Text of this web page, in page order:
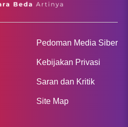
Pedoman Media Siber
Kebijakan Privasi
Saran dan Kritik
Site Map